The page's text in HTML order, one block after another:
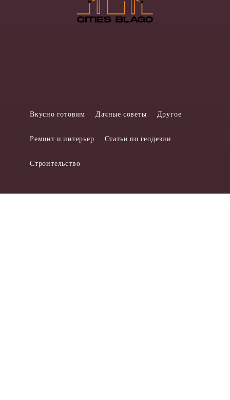
Вкусно готовим Дачные советы Другое
Ремонт и интерьер Статьи по геодезии
Строительство